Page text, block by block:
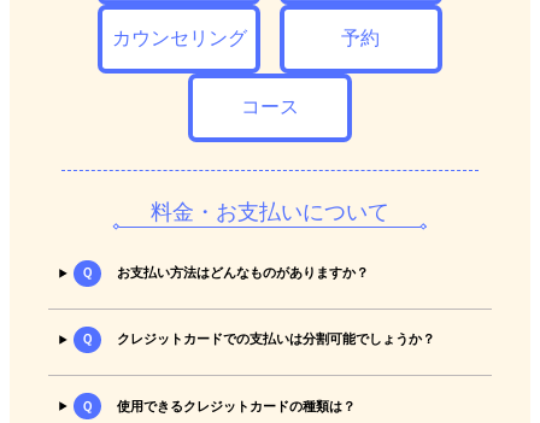
カウンセリング 予約
コース
料金・お支払いについて
Ｑ お支払い方法はどんなものがありますか？
Ｑ クレジットカードでの支払いは分割可能でしょうか？
Ｑ 使用できるクレジットカードの種類は？